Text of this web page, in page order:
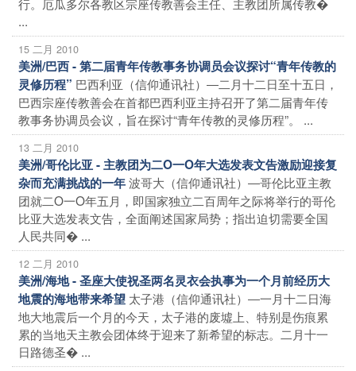
...
15 二月 2010
美洲/巴西 - 第二届青年传教事务协调员会议探讨“青年传教的
灵修历程” 巴西利亚（信仰通讯社）―二月十二日至十五日，
巴西宗座传教善会在首都巴西利亚主持召开了第二届青年传
教事务协调员会议，旨在探讨“青年传教的灵修历程”。 ...
13 二月 2010
美洲/哥伦比亚 - 主教团为二O一O年大选发表文告激励迎接复
杂而充满挑战的一年波哥大（信仰通讯社）―哥伦比亚主教
团就二O一O年五月，即国家独立二百周年之际将举行的哥伦
比亚大选发表文告，全面阐述国家局势；指出迫切需要全国
人民共同� ...
12 二月 2010
美洲/海地 - 圣座大使祝圣两名灵衣会执事为一个月前经历大
地震的海地带来希望 太子港（信仰通讯社）―一月十二日海
地大地震后一个月的今天，太子港的废墟上、特别是伤痕累
累的当地天主教会团体终于迎来了新希望的标志。二月十一
日路德圣� ...